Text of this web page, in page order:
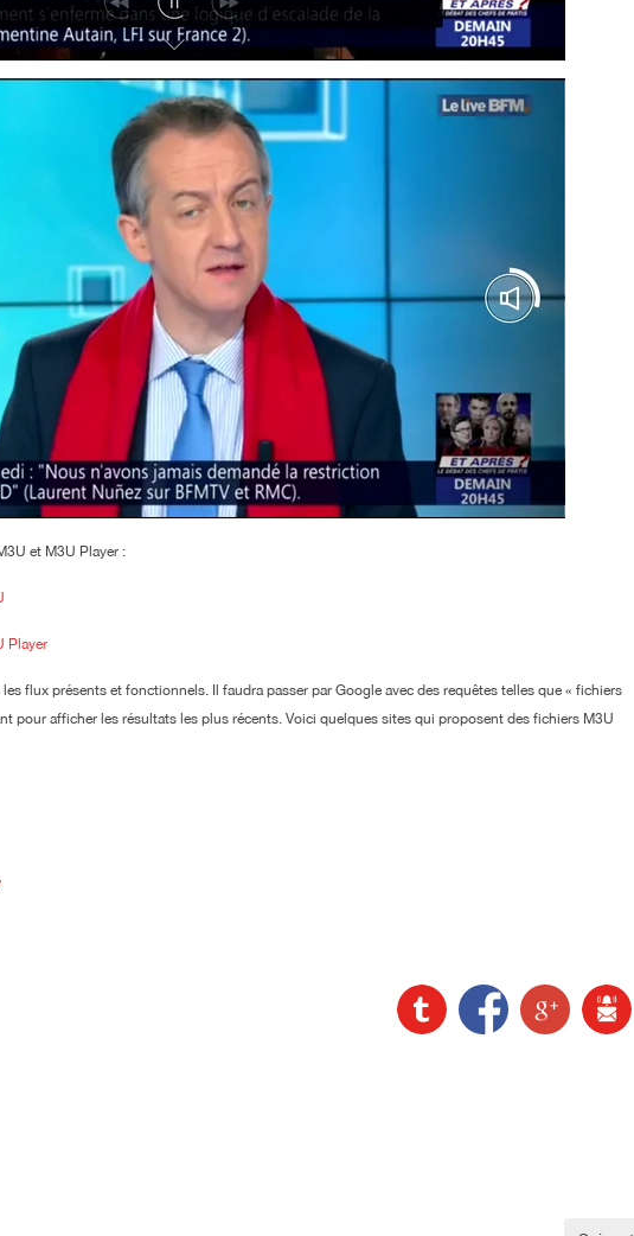
et M3U Player :
Player
flux présents et fonctionnels. Il faudra passer par Google avec des requêtes telles que « fichiers
pour afficher les résultats les plus récents. Voici quelques sites qui proposent des fichiers M3U